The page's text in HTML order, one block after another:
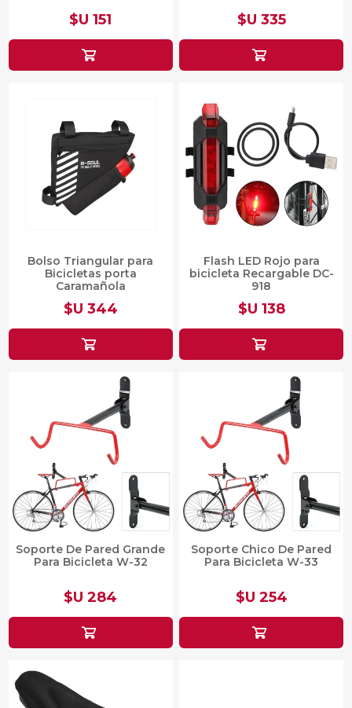
$U 151 $U 335
Bolso Triangular para
Bicicletas porta
Caramañola
$U 344
Flash LED Rojo para
bicicleta Recargable DC-
918
$U 138
Soporte De Pared Grande
Para Bicicleta W-32
$U 284
Soporte Chico De Pared
Para Bicicleta W-33
$U 254